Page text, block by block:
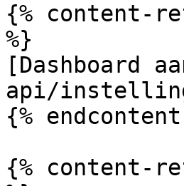
{% content-
%}
[Dashboard
api/
{%
{% content-